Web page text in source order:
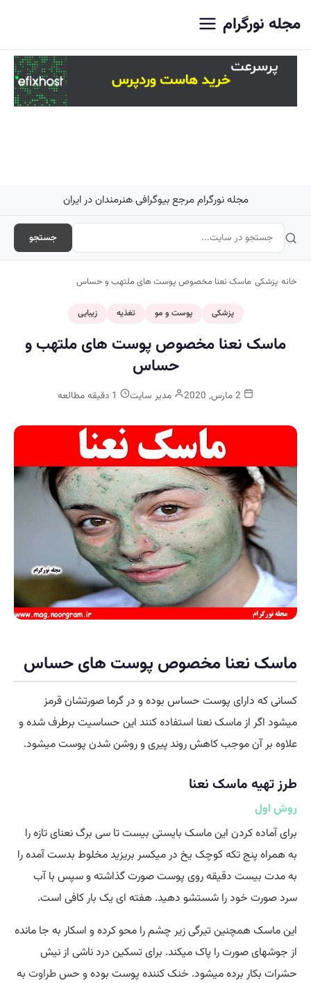
مجله نورگرام
مجله نورگرام مرجع بیوگرافی هنرمندان در ایران
جستجو
خانه/پزشکی/ماسک نعنا مخصوص پوست های ملتهب و حساس
پزشکی پوست و مو تغذیه زیبایی
ماسک نعنا مخصوص پوست های ملتهب و
حساس
مدیر سایت
ماسک نعنا مخصوص پوست های حساس
کسانی که دارای پوست حساس بوده و در گرما صورتشان قرمز
میشود اگر از ماسک نعنا استفاده کنند این حساسیت برطرف شده و
علاوه بر آن موجب کاهش روند پیری و روشن شدن پوست میشود.
طرز تهیه ماسک نعنا
روش اول
برای آماده کردن این ماسک بایستی بیست تا سی برگ نعنای تازه را
به همراه پنج تکه کوچک یخ در میکسر بریزید مخلوط بدست آمده را
به مدت بیست دقیقه روی پوست صورت گذاشته و سپس با آب
سرد صورت خود را شستشو دهید. هفته ای یک بار کافی است.
این ماسک همچنین تیرگی زیر چشم را محو کرده و اسکار به جا مانده
از جوشهای صورت را پاک میکند. برای تسکین درد ناشی از نیش
حشرات بکار برده میشود. خنک کننده پوست بوده و حسطراوت به